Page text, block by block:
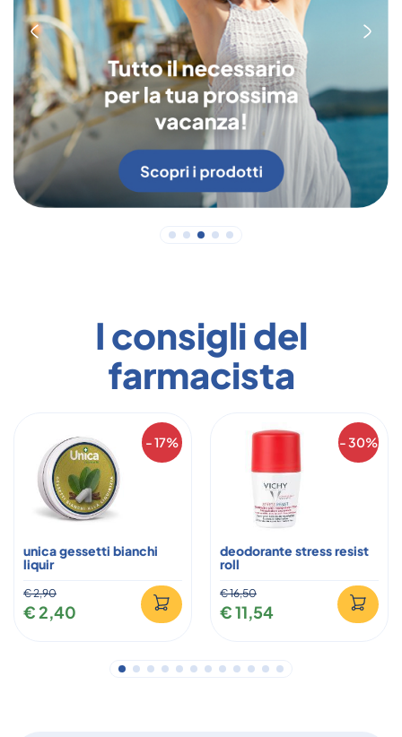
I consigli del
farmacista
- 17%
unica gessetti bianchi
liquir
€ 2,90
€ 2,40
- 30%
deodorante stress resist
roll
€ 16,50
€ 11,54